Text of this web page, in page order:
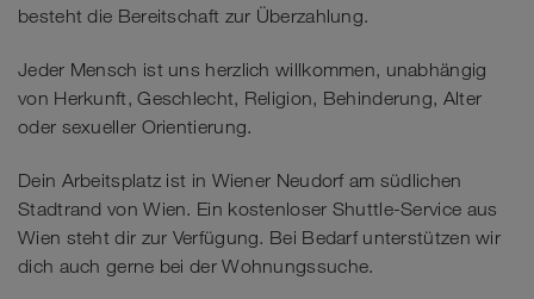
besteht die Bereitschaft zur Überzahlung.
Jeder Mensch ist uns herzlich willkommen, unabhängig
von Herkunft, Geschlecht, Religion, Behinderung, Alter
oder sexueller Orientierung.
Dein Arbeitsplatz ist in Wiener Neudorf am südlichen
Stadtrand von Wien. Ein kostenloser Shuttle-Service aus
Wien steht dir zur Verfügung. Bei Bedarf unterstützen wir
dich auch gerne bei der Wohnungssuche.